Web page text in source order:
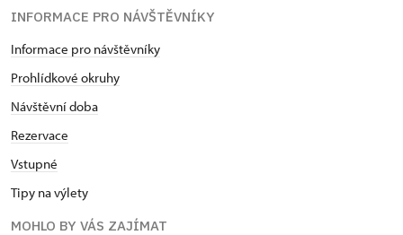
INFORMACE PRO NÁVŠTĚVNÍKY
Informace pro návštěvníky
Prohlídkové okruhy
Návštěvní doba
Rezervace
Vstupné
Tipy na výlety
MOHLO BY VÁS ZAJÍMAT